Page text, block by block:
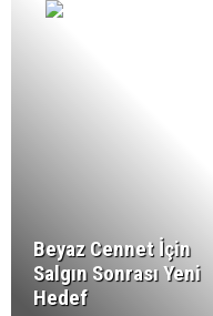
Beyaz Cennet İçin
Salgın Sonrası Yeni
Hedef